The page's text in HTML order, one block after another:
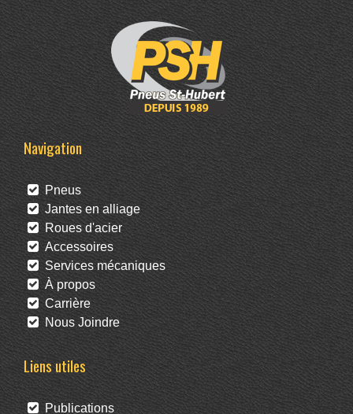
Navigation
Pneus
Jantes en alliage
Roues d'acier
Accessoires
Services mécaniques
À propos
Carrière
Nous Joindre
Liens utiles
Publications